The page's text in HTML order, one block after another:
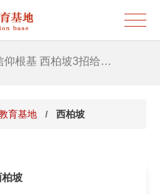
质增效三大路径，揭…
仰根基 西柏坡3招给…
育基地 西柏坡
柏坡